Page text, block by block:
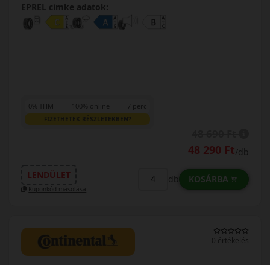
EPREL cimke adatok:
0% THM 100% online 7 perc
FIZETHETEK RÉSZLETEKBEN?
48 290 Ft/db
LENDÜLET
Kuponkód másolása
db KOSÁRBA
0 értékelés